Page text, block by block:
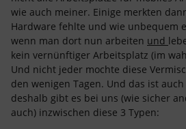
wie auch meiner. Einige merkten
Hardware fehlte und wie unbequem
wenn man dort nun arbeiten und
kein vernünftiger Arbeitsplatz (im
Und nicht jeder mochte diese
den wenigen Tagen. Und das ist
deshalb gibt es bei uns (wie sicher
auch) inzwischen diese 3 Typen: